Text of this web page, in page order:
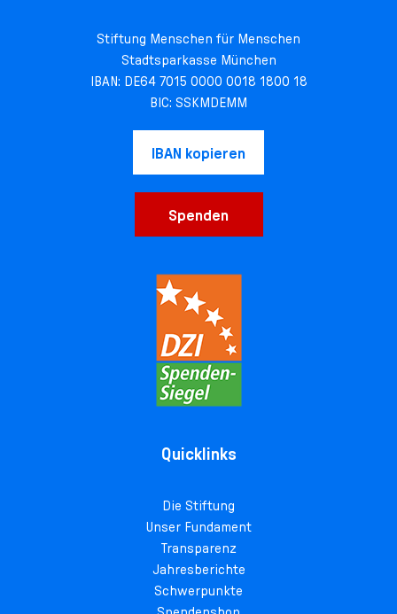
Stiftung Menschen für Menschen
Stadtsparkasse München
IBAN: DE64 7015 0000 0018 1800 18
BIC: SSKMDEMM
IBAN kopieren
Spenden
Quicklinks
Die Stiftung
Unser Fundament
Transparenz
Jahresberichte
Schwerpunkte